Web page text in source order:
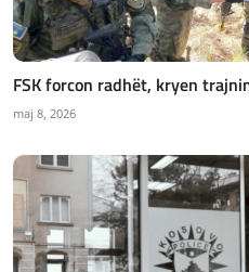
FSK forcon radhët, kryen
maj 8, 2026